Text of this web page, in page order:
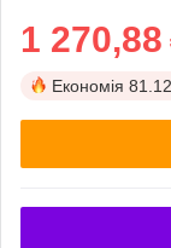
1 270,88
Економія